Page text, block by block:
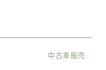
中古車販売